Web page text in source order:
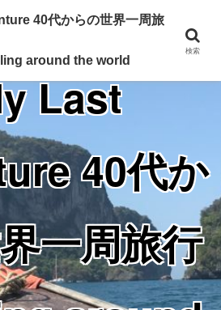
the world from my 40's
Last
40代か
一周旅行
40代からの世界一周旅
around the world
検索